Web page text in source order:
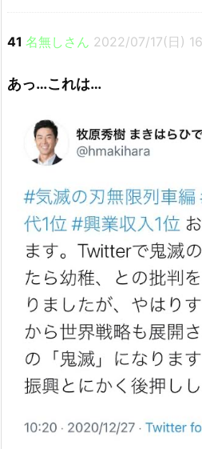
41 名無しさん 2022/07/17(日)
あっ…これは…